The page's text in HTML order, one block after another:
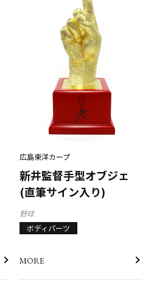
広島東洋カープ
新井監督手型オブジェ
(直筆サイン入り)
野球
ボディパーツ
MORE